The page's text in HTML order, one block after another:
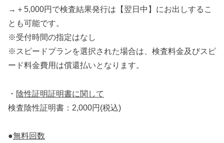
→＋5,000円で検査結果発行は【翌日中】にお出しするこ
とも可能です。
※受付時間の指定はなし
※スピードプランを選択された場合は、検査料金及びスピ
ード料金費用は償還払いとなります。
・ 陰性証明証明書に関して
検査陰性証明書：2,000円(税込)
●無料回数